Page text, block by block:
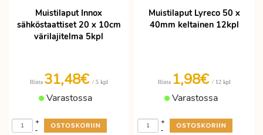
Muistilaput Innox
sähköstaattiset 20 x 10cm
värilajitelma 5kpl
Hinta 31,48€ / 5 kpl
Varastossa
-
+
Muistilaput Lyreco 50 x
40mm keltainen 12kpl
Hinta 1,98€ / 12 kpl
Varastossa
-
+